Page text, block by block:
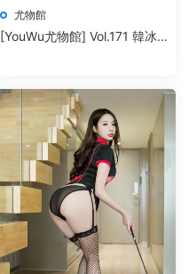
尤物館
[YouWu尤物館] Vol.171 韓冰冰